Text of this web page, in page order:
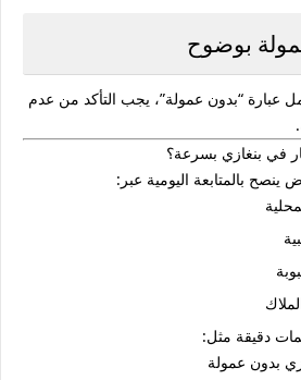
عبارة “بدون عمولة”، يجب التأكد من عدم
في بنغازي بسرعة؟
بالمتابعة اليومية عبر:
دقيقة مثل:
بدون عمولة